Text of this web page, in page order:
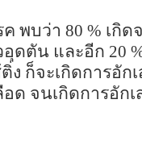
ค พบว่า 80 % เกิด
อุดตัน และอีก 20
ก็จะเกิดการอัก
อด จนเกิดการอั